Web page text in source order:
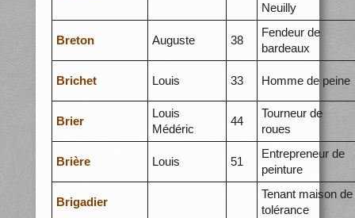
Neuilly
Breton Auguste 38
Fendeur de
bardeaux
Brichet Louis 33 Homme de peine
Brier
Louis
Médéric
44
Tourneur de
roues
Brière Louis 51
Entrepreneur de
peinture
Brigadier
Tenant maison de
tolérance